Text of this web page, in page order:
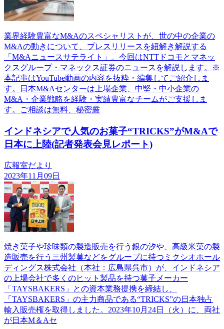
業界経験豊富なM&Aのスペシャリストが、世の中の企業の
M&Aの動きについて、プレスリリースを紐解き解説する
「M&Aニュースサテライト」。今回はNTTドコモとマネッ
クスグループ・マネックス証券のニュースを解説します。※
本記事はYouTube動画の内容を抜粋・編集してご紹介しま
す。日本M&Aセンターは上場企業、中堅・中小企業の
M&A・企業戦略を経験・実績豊富なチームがご支援しま
す。ご相談は無料、秘密厳
インドネシアで人気のお菓子“TRICKS”がM&Aで
日本に上陸(記者発表会見レポート)
広報室だより
2023年11月09日
焼き菓子や珍味類の製造販売を行う銀の汐や、高級米菓の製
造販売を行う三州製菓などをグループに持つミクシオホール
ディングス株式会社（本社：広島県呉市）が、インドネシア
の上場会社で多くのヒット製品を持つ菓子メーカー
「TAYSBAKERS」との資本業務提携を締結し、
「TAYSBAKERS」の主力商品である“TRICKS”の日本独占
輸入販売権を取得しました。2023年10月24日（火）に、両社
が日本M＆Aセ